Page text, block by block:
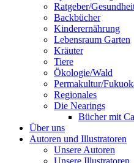
Ratgeber/
Backbücher
Kinderernährung
Lebensraum Garten
Kräuter
Tiere
Ökologie/Wald
Permakultur/
Regionales
Die Nearings
Bücher mit
Über uns
Autoren und Illustratoren
Unsere Autoren
Unsere Illustratoren